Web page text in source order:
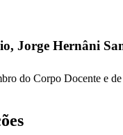
Jorge Hernâni
do Corpo Docente e